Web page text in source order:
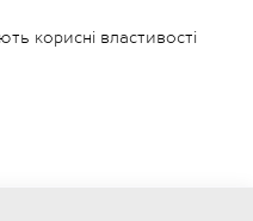
корисні властивості